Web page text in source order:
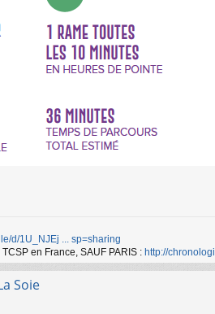
d/1U_NJEj ... sp=sharing
en France, SAUF PARIS : http://
Soie